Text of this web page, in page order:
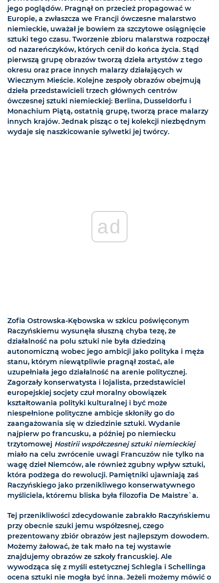
jego poglądów. Pragnął on przecież propagować w
Europie, a zwłaszcza we Francji ówczesne malarstwo
niemieckie, uważał je bowiem za szczytowe osiągnięcie
sztuki tego czasu. Tworzenie zbioru malarstwa rozpoczął
od nazareńczyków, których cenił do końca życia. Stąd
pierwszą grupę obrazów tworzą dzieła artystów z tego
okresu oraz prace innych malarzy działających w
Wiecznym Mieście. Kolejne zespoły obrazów obejmują
dzieła przedstawicieli trzech głównych centrów
ówczesnej sztuki niemieckiej: Berlina, Dusseldorfu i
Monachium Piątą, ostatnią grupę, tworzą prace malarzy
innych krajów. Jednak pisząc o tej kolekcji niezbędnym
wydaje się naszkicowanie sylwetki jej twórcy.
ad
Zofia Ostrowska-Kębowska w szkicu poświęconym
Raczyńskiemu wysunęła słuszną chyba tezę, że
działalność na polu sztuki nie była dziedziną
autonomiczną wobec jego ambicji jako polityka i męża
stanu, którym niewątpliwie pragnął zostać, ale
uzupełniała jego działalność na arenie politycznej.
Zagorzały konserwatysta i lojalista, przedstawiciel
europejskiej socjety czuł moralny obowiązek
kształtowania polityki kulturalnej i być może
niespełnione polityczne ambicje skłoniły go do
zaangażowania się w dziedzinie sztuki. Wydanie
najpierw po francusku, a później po niemiecku
trzytomowej Hostirii współczesnej sztuki niemieckiej
miało na celu zwrócenie uwagi Francuzów nie tylko na
wagę dzieł Niemców, ale również zgubny wpływ sztuki,
która podżega do rewolucji. Pamiętniki ujawniają zaś
Raczyńskiego jako przenikliwego konserwatywnego
myśliciela, któremu bliska była filozofia De Maistre`a.
Tej przenikliwości zdecydowanie zabrakło Raczyńskiemu
przy obecnie szuki jemu współzesnej, czego
prezentowany zbiór obrazów jest najlepszym dowodem.
Możemy żałować, że tak mało na tej wystawie
znajdujemy obrazów ze szkoły francuskiej. Ale
wywodząca się z myśli estetycznej Schlegla i Schellinga
ocena sztuki nie mogła być inna. Jeżeli możemy mówić o